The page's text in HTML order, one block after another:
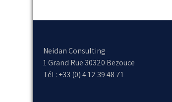
Neidan Consulting
1 Grand Rue 30320 Bezouce
Tél : +33 (0) 4 12 39 48 71